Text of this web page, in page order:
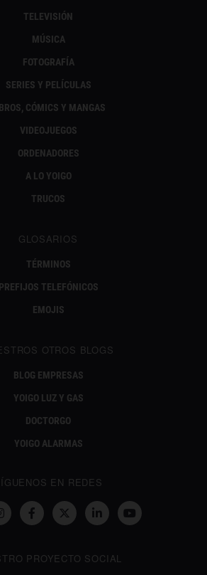
TELEVISIÓN
MÚSICA
FOTOGRAFÍA
SERIES Y PELÍCULAS
CÓMICS Y MANGAS
VIDEOJUEGOS
ORDENADORES
A LO YOIGO
TRUCOS
GLOSARIOS
TÉRMINOS
PREFIJOS TELEFÓNICOS
EMOJIS
OTROS BLOGS
BLOG EMPRESAS
YOIGO LUZ Y GAS
DOCTORGO
YOIGO ALARMAS
EN REDES
PROYECTO SOCIAL